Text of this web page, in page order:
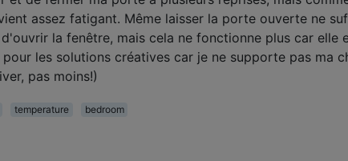
assez fatigant. Même laisser la porte ouverte ne
la fenêtre, mais cela ne fonctionne plus car elle
les solutions créatives car je ne supporte pas ma
pas moins!)
temperature bedroom